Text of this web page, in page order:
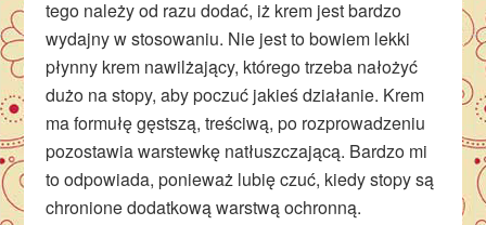
tego należy od razu dodać, iż krem jest bardzo
wydajny w stosowaniu. Nie jest to bowiem lekki
płynny krem nawilżający, którego trzeba nałożyć
dużo na stopy, aby poczuć jakieś działanie. Krem
ma formułę gęstszą, treściwą, po rozprowadzeniu
pozostawia warstewkę natłuszczającą. Bardzo mi
to odpowiada, ponieważ lubię czuć, kiedy stopy są
chronione dodatkową warstwą ochronną.